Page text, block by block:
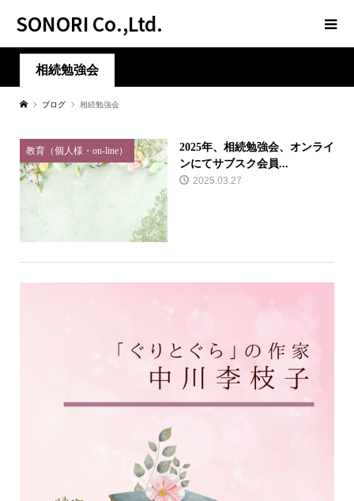
SONORI Co.,Ltd.
相続勉強会
ブログ 相続勉強会
教育（個人様・on-line）
2025年、相続勉強会、オンライ
ンにてサブスク会員...
2025.03.27